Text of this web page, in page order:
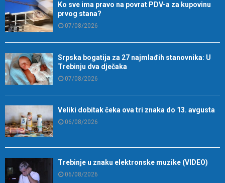
Ko sve ima pravo na povrat PDV-a za kupovinu
prvog stana?
07/08/2026
Srpska bogatija za 27 najmlađih stanovnika: U
Trebinju dva dječaka
07/08/2026
Veliki dobitak čeka ova tri znaka do 13. avgusta
06/08/2026
Trebinje u znaku elektronske muzike (VIDEO)
06/08/2026